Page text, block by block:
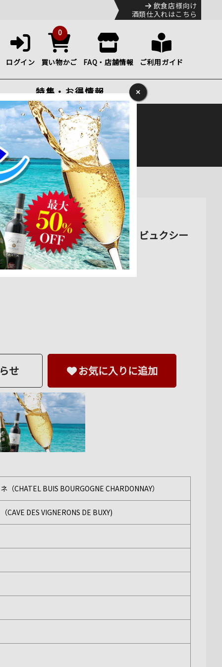
飲食店様向け
酒類仕入れはこちら
ログイン
0
買い物かご FAQ・店舗情報 ご利用ガイド
特集・お得情報
のHPをご確認下さい。
通販
ヴ・デ・ヴィニュロン・ド・ビュクシー
せ お気に入りに追加
CHATEL BUIS BOURGOGNE CHARDONNAY）
DES VIGNERONS DE BUXY)
×